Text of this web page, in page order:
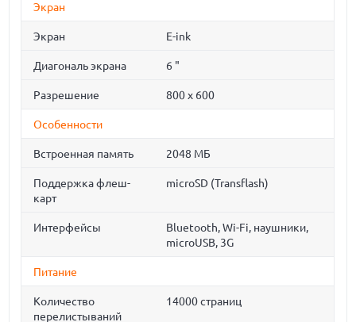
Экран
Экран E-ink
Диагональ экрана 6 "
Разрешение 800 x 600
Особенности
Встроенная память 2048 МБ
Поддержка флеш-
карт
microSD (Transflash)
Интерфейсы
Bluetooth, Wi-Fi, наушники,
microUSB, 3G
Питание
Количество
перелистываний
14000 страниц